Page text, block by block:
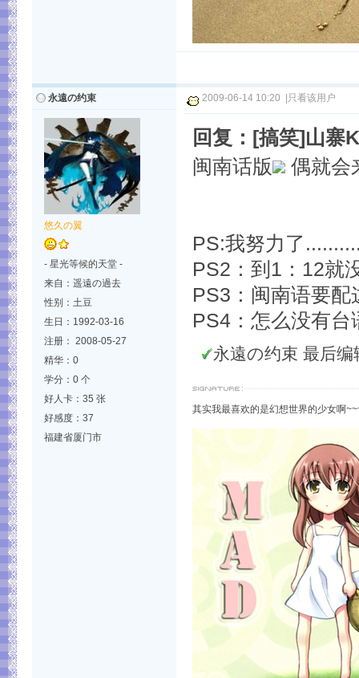
永遠の约束
悠久の翼
- 星光等候的天堂 -
来自：遥遠の過去
性别：土豆
生日：1992-03-16
注册： 2008-05-27
精华：0
学分：0 个
好人卡：35 张
好感度：37
福建省厦门市
2009-06-14 10:20 只看该用户
回复：[搞笑]山寨
闽南话版
偶就会
PS:我努力了
PS2：到1：12就
PS3：闽南语要
PS4：怎么没有
永遠の约束 最后
其实我最喜欢的是幻想世界的少女啊